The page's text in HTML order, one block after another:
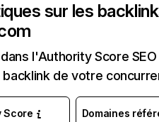
sur les
l'Authority Score
de votre
Score Domaines